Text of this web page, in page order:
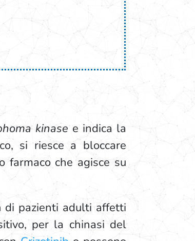
kinasee indica la
si riesce a bloccare
farmaco che agisce su
di pazienti adulti affetti
per la chinasi del